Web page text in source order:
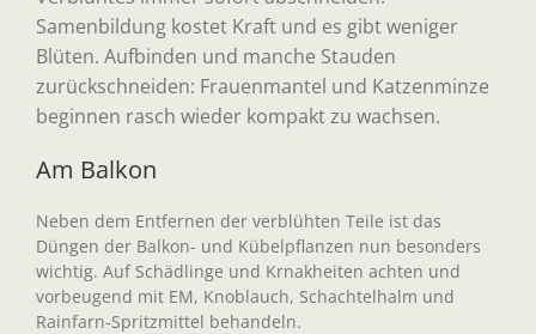
Samenbildung kostet Kraft und es gibt weniger
Blüten. Aufbinden und manche Stauden
zurückschneiden: Frauenmantel und Katzenminze
beginnen rasch wieder kompakt zu wachsen.
Am Balkon
Neben dem Entfernen der verblühten Teile ist das
Düngen der Balkon- und Kübelpflanzen nun besonders
wichtig. Auf Schädlinge und Krnakheiten achten und
vorbeugend mit EM, Knoblauch, Schachtelhalm und
Rainfarn-Spritzmittel behandeln.